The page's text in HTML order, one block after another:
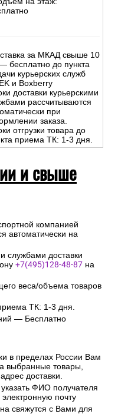
за МКАД свыше 10
бесплатно до пункта
курьерских служб
и Boxberry
доставки курьерскими
рассчитываются
при
заказа.
отгрузки товара до
приема ТК: 1-3 дня.
и свыше
компанией
автоматически на
службами доставки
+7(495)128-48-87 на
веса/объема товаров
ТК: 1-3 дня.
— Бесплатно
в пределах России Вам
выбранные товары,
доставки.
ФИО получателя
почту
свяжутся с Вами для